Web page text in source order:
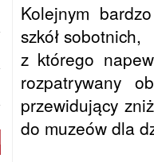
Kolejnym
szkół sobotnich,
z którego
rozpatrywany
przewidujący
do muzeów dla